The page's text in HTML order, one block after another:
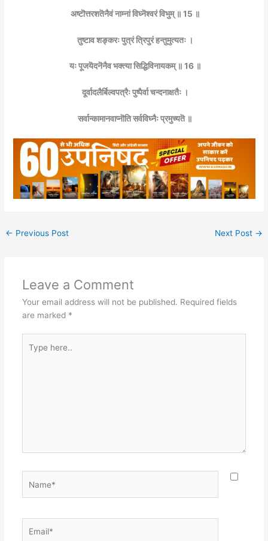
अष्टॊत्तरशतॆनैवं नाम्नां विघ्नॆश्वरं विभुम् ॥ 15 ॥
तुष्टाव शङ्करः पुत्रं त्रिपुरं हन्तुमुत्यतः ।
यः पूजयॆदनॆनैव भक्त्या सिद्धिविनायकम् ॥ 16 ॥
दूर्वादलैर्बिल्वपत्रैः पुष्पैर्वा चन्दनाक्षतैः ।
सर्वान्कामानवाप्नॊति सर्वविघ्नैः प्रमुच्यतॆ ॥
← Previous Post Next Post →
Leave a Comment
Your email address will not be published. Required fields
are marked *
here..